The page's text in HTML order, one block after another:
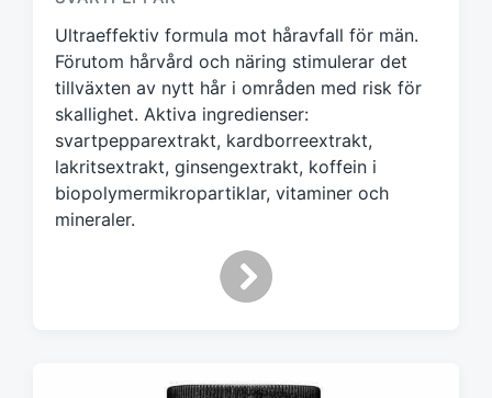
m
e
d
Ultraeffektiv formula mot håravfall för män.
Förutom hårvård och näring stimulerar det
tillväxten av nytt hår i områden med risk för
skallighet. Aktiva ingredienser:
svartpepparextrakt, kardborreextrakt,
lakritsextrakt, ginsengextrakt, koffein i
biopolymermikropartiklar, vitaminer och
mineraler.